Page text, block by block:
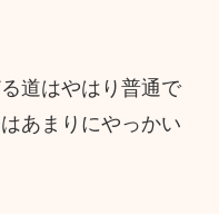
道はやはり普通で
あまりにやっかい